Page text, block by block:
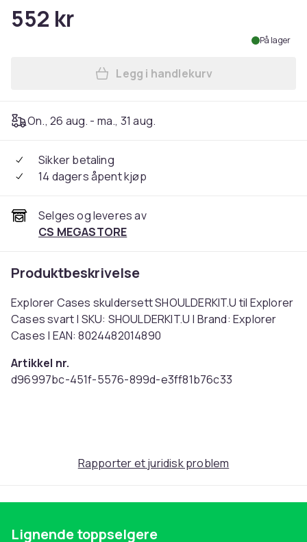
552 kr
På lager
Legg Explorer Cases
Legg i handlekurv
On., 26 aug. - ma., 31 aug.
Sikker betaling
14 dagers åpent kjøp
Selges og leveres av
CS MEGASTORE
Produktbeskrivelse
Explorer Cases skuldersett SHOULDERKIT.U til Explorer
Cases svart | SKU: SHOULDERKIT.U | Brand: Explorer
Cases | EAN: 8024482014890
Artikkel nr.
d96997bc-451f-5576-899d-e3ff81b76c33
Rapporter et juridisk problem
Lignende toppselgere